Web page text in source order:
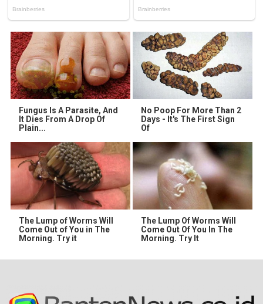
Fungus Is A Parasite, And
It Dies From A Drop Of
Plain...
No Poop For More Than 2
Days - It's The First Sign
Of
The Lump of Worms Will
Come Out of You in The
Morning. Try it
The Lump Of Worms Will
Come Out Of You In The
Morning. Try It